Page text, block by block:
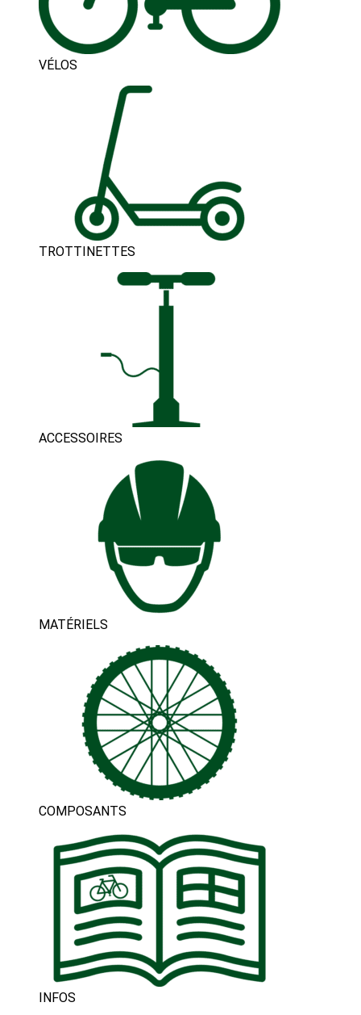
VÉLOS
TROTTINETTES
ACCESSOIRES
MATÉRIELS
COMPOSANTS
INFOS